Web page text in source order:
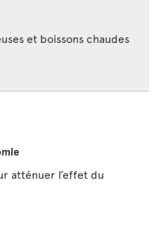
et boissons chaudes
atténuer l’effet du